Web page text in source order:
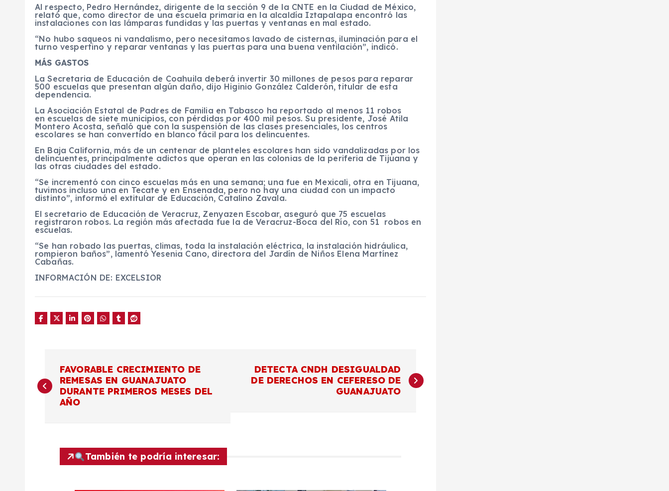
Al respecto, Pedro Hernández, dirigente de la sección 9 de la CNTE en la Ciudad de México,
relató que, como director de una escuela primaria en la alcaldía Iztapalapa encontró las
instalaciones con las lámparas fundidas y las puertas y ventanas en mal estado.
“No hubo saqueos ni vandalismo, pero necesitamos lavado de cisternas, iluminación para el
turno vespertino y reparar ventanas y las puertas para una buena ventilación”, indicó.
MÁS GASTOS
La Secretaria de Educación de Coahuila deberá invertir 30 millones de pesos para reparar
500 escuelas que presentan algún daño, dijo Higinio González Calderón, titular de esta
dependencia.
La Asociación Estatal de Padres de Familia en Tabasco ha reportado al menos 11 robos
en escuelas de siete municipios, con pérdidas por 400 mil pesos. Su presidente, José Atila
Montero Acosta, señaló que con la suspensión de las clases presenciales, los centros
escolares se han convertido en blanco fácil para los delincuentes.
En Baja California, más de un centenar de planteles escolares han sido vandalizadas por los
delincuentes, principalmente adictos que operan en las colonias de la periferia de Tijuana y
las otras ciudades del estado.
“Se incrementó con cinco escuelas más en una semana; una fue en Mexicali, otra en Tijuana,
tuvimos incluso una en Tecate y en Ensenada, pero no hay una ciudad con un impacto
distinto”, informó el extitular de Educación, Catalino Zavala.
El secretario de Educación de Veracruz, Zenyazen Escobar, aseguró que 75 escuelas
registraron robos. La región más afectada fue la de Veracruz-Boca del Río, con 51 robos en
escuelas.
“Se han robado las puertas, climas, toda la instalación eléctrica, la instalación hidráulica,
rompieron baños”, lamentó Yesenia Cano, directora del Jardín de Niños Elena Martínez
Cabañas.
INFORMACIÓN DE: EXCELSIOR
a
FAVORABLE CRECIMIENTO DE
REMESAS EN GUANAJUATO
DURANTE PRIMEROS MESES DEL
AÑO
DETECTA CNDH DESIGUALDAD
DE DERECHOS EN CEFERESO DE
GUANAJUATO
También te podría interesar: